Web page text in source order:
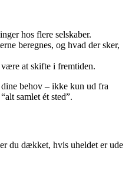
hos flere selskaber.
beregnes, og hvad der sker,
at skifte i fremtiden.
behov – ikke kun ud fra
samlet ét sted”.
du dækket, hvis uheldet er ude